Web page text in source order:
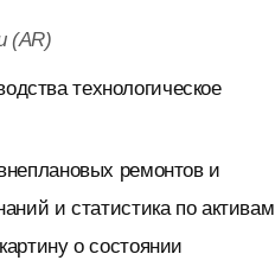
(AR)
технологическое
ремонтов и
и статистика по активам
о состоянии